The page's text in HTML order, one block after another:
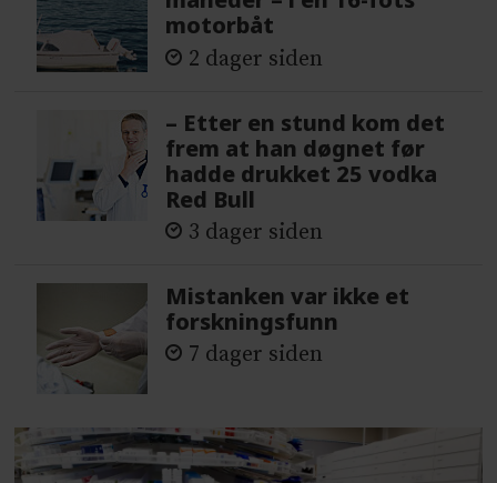
motorbåt
2 dager siden
– Etter en stund kom det
frem at han døgnet før
hadde drukket 25 vodka
Red Bull
3 dager siden
Mistanken var ikke et
forskningsfunn
7 dager siden